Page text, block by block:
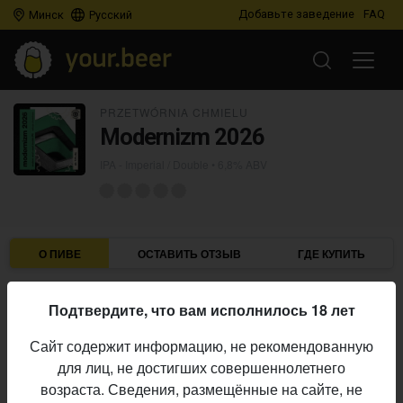
Минск Русский Добавьте заведение FAQ
Modernizm 2026
О ПИВЕ ОСТАВИТЬ ОТЗЫВ ГДЕ КУПИТЬ
Пивоварня:
Алкоголь:
6,8%
Начало
выпуска:
11.06.2026
Подтвердите, что вам исполнилось 18 лет
Сайт содержит информацию, не рекомендованную
для лиц, не достигших совершеннолетнего
возраста. Сведения, размещённые на сайте, не